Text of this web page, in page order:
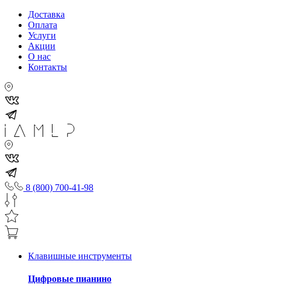
Доставка
Оплата
Услуги
Акции
О нас
Контакты
8 (800) 700-41-98
Клавишные инструменты
Цифровые пианино